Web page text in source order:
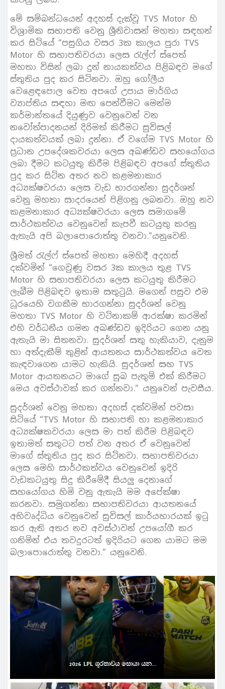
මේ සම්බන්ධයෙන් අදහස් දැක්වූ TVS Motor හි
විශ්‍රාමික සභාපති වෙනු ශ්‍රීනිවාසන් මහතා සඳහන්
කර සිටියේ “පසුගිය වසර 3ක කාලය පුරා TVS
Motor හි සභාපතිවරයා ලෙස රැල්ෆ් ස්පෙත්
මහතා විසින් ලබා දුන් නායකත්වය පිළිබඳව මගේ
ස්තුතිය පුද කර සිටිනවා. ඔහු ගෝලීය
වෙළෙඳපොල වෙත අපගේ උපාය මාර්ගිය
ව්‍යාප්තිය සඳහා මඟ පෙන්වීමට මෙන්ම
කර්මාන්තයේ දියුණුව වෙනුවෙන් වන
නවෝත්පාදනයන් දිරිමත් කිරීමට සුවිසල්
දායකත්වයක් ලබා දුන්නා. ඒ වගේම TVS Motor හි
ප්‍රධාන උපදේශකවරයා ලෙස අඛණ්ඩව සහයෝගය
ලබා දීමට කටයුතු කිරීම පිළිබඳව අපගේ ස්තුතිය
පුද කර සිටින අතර නව කළමනාකාර
අධ්‍යක්ෂවරයා ලෙස වැඩ භාරගන්නා සුදර්ශන්
වෙනු මහතා සාදරයෙන් පිළිගනු ලබනවා. ඔහු නව
කළමනාකාර අධ්‍යක්ෂවරයා ලෙස සමාගමේ
සාර්ථකත්වය වෙනුවෙන් කැපවී කටයුතු කරනු
ඇතැයි අපි බලාපොරොත්තු වනවා.”යනුවෙනි.
ශ්‍රීමත් රැල්ෆ් ස්පෙත් මහතා මෙහිදී අදහස්
දක්වමින් “ගෙවුණු වසර 3ක කාලය තුළ TVS
Motor හි සභාපතිවරයා ලෙස කටයුතු කිරීමට
ලැබීම පිළිබඳව ඉතාම සතුටුයි. මගෙන් පසුව එම
ධූරයෙහි වගකීම භාරගන්නා සුදර්ශන් වෙනු
මහතා TVS Motor හි වටිනාකම් ආරක්ෂා කරමින්
එහි වර්ධනීය ගමන අඛණ්ඩව ඉදිරියට ගෙන යනු
ඇතැයි මා සිතනවා. සුදර්ශන් සතු හැකියාව, දැනුම
හා අත්දැකීම් තුළින් ආයතනය සාර්ථකත්වය වෙත
කැඳවාගෙන යාමට හැකියි. සුදර්ශන් සහ TVS
Motor ආයතනයට මාගේ සුබ පැතුම් එක් කිරීමට
මෙය අවස්ථාවක් කර ගන්නවා.” යනුවෙන් පැවසීය.
සුදර්ශන් වෙනු මහතා අදහස් දක්වමින් පවසා
සිටියේ “TVS Motor හි සභාපති හා කළමනාකාර
අධ්‍යක්ෂකවරයා ලෙස මා පත් කිරීම පිළිබඳව
ඉතාමත් සතුටට පත් වන අතර ඒ වෙනුවෙන්
මාගේ ස්තුතිය පුද කර සිටිනවා. සභාපතිවරයා
ලෙස මෙහි සාර්ථකත්වය වෙනුවෙන් ඉදිරි
වැඩකටයුතු සිදු කිරීමේදී සියලු දෙනාගේ
සහයෝගය හිමි වනු ඇතැයි මම අපේක්ෂා
කරනවා. සමුගන්නා සභාපතිවරයා ආයතනයේ
අභිවෘද්ධිය වෙනුවෙන් සුවිසල් කාර්යභාරයක් ඉටු
කර ඇති අතර නව අවස්ථාවන් උපයෝගී කර
ගනිමින් එය තවදුරටත් ඉදිරියට ගෙන යාමට මම
බලාපොරොත්තු වනවා.” යනුවෙනි.
2026 LPL ශූරතාවය සොයා යන...